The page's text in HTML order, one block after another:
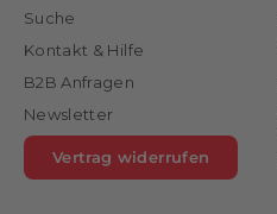
Suche
Kontakt & Hilfe
B2B Anfragen
Newsletter
Vertrag widerrufen